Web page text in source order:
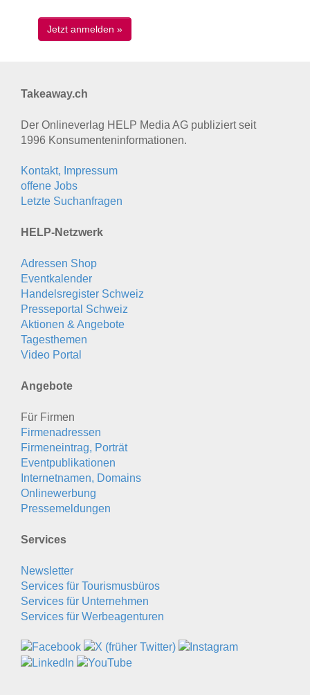
Takeaway.ch
Der Onlineverlag HELP Media AG publiziert seit
1996 Konsumenten­informationen.
Kontakt, Impressum
offene Jobs
Letzte Suchanfragen
HELP-Netzwerk
Adressen Shop
Eventkalender
Handelsregister Schweiz
Presseportal Schweiz
Aktionen & Angebote
Tagesthemen
Video Portal
Angebote
Für Firmen
Firmenadressen
Firmeneintrag, Porträt
Eventpublikationen
Internetnamen, Domains
Onlinewerbung
Pressemeldungen
Services
Newsletter
Services für Tourismusbüros
Services für Unternehmen
Services für Werbeagenturen